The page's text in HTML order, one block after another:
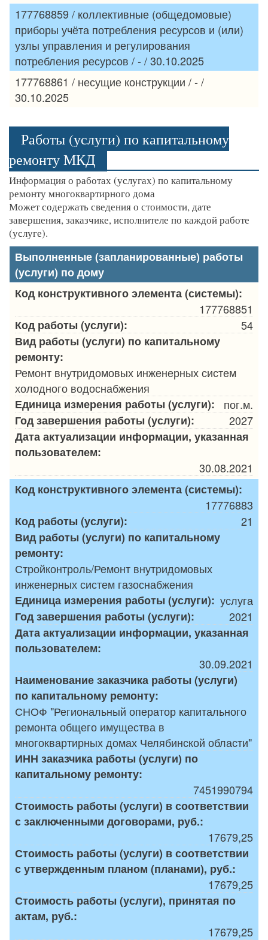
177768859 / коллективные (общедомовые)
приборы учёта потребления ресурсов и (или)
узлы управления и регулирования
потребления ресурсов / - / 30.10.2025
177768861 / несущие конструкции / - /
30.10.2025
Работы (услуги) по капитальному
ремонту МКД
Информация о работах (услугах) по капитальному
ремонту многоквартирного дома
Может содержать сведения о стоимости, дате
завершения, заказчике, исполнителе по каждой работе
(услуге).
Выполненные (запланированные) работы
(услуги) по дому
Код конструктивного элемента (системы):
177768851
Код работы (услуги):
54
Вид работы (услуги) по капитальному
ремонту:
Ремонт внутридомовых инженерных систем
холодного водоснабжения
Единица измерения работы (услуги):
пог.м.
Год завершения работы (услуги):
2027
Дата актуализации информации, указанная
пользователем:
30.08.2021
Код конструктивного элемента (системы):
17776883
Код работы (услуги):
21
Вид работы (услуги) по капитальному
ремонту:
Стройконтроль/Ремонт внутридомовых
инженерных систем газоснабжения
Единица измерения работы (услуги): услуга
Год завершения работы (услуги):
2021
Дата актуализации информации, указанная
пользователем:
30.09.2021
Наименование заказчика работы (услуги)
по капитальному ремонту:
СНОФ "Региональный оператор капитального
ремонта общего имущества в
многоквартирных домах Челябинской области"
ИНН заказчика работы (услуги) по
капитальному ремонту:
7451990794
Стоимость работы (услуги) в соответствии
с заключенными договорами, руб.:
17679,25
Стоимость работы (услуги) в соответствии
с утвержденным планом (планами), руб.:
17679,25
Стоимость работы (услуги), принятая по
актам, руб.:
17679,25